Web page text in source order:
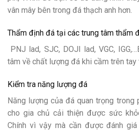
vân mây bên trong đá thạch anh hơn.
Thẩm định đá tại các trung tâm thẩm
PNJ lad, SJC, DOJI lad, VGC,
tâm về chất lượng đá khi cầm trên tay
Kiểm tra năng lượng đá
Năng lượng của đá quan trọng trong
cho gia chủ cải thiện được sức
Chính vì vậy mà cần được đánh